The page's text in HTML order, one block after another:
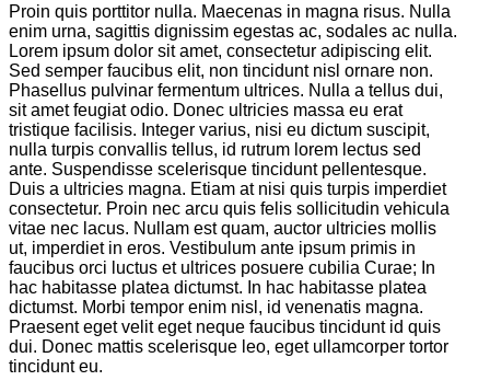
Proin quis porttitor nulla. Maecenas in magna risus. Nulla
enim urna, sagittis dignissim egestas ac, sodales ac nulla.
Lorem ipsum dolor sit amet, consectetur adipiscing elit.
Sed semper faucibus elit, non tincidunt nisl ornare non.
Phasellus pulvinar fermentum ultrices. Nulla a tellus dui,
sit amet feugiat odio. Donec ultricies massa eu erat
tristique facilisis. Integer varius, nisi eu dictum suscipit,
nulla turpis convallis tellus, id rutrum lorem lectus sed
ante. Suspendisse scelerisque tincidunt pellentesque.
Duis a ultricies magna. Etiam at nisi quis turpis imperdiet
consectetur. Proin nec arcu quis felis sollicitudin vehicula
vitae nec lacus. Nullam est quam, auctor ultricies mollis
ut, imperdiet in eros. Vestibulum ante ipsum primis in
faucibus orci luctus et ultrices posuere cubilia Curae; In
hac habitasse platea dictumst. In hac habitasse platea
dictumst. Morbi tempor enim nisl, id venenatis magna.
Praesent eget velit eget neque faucibus tincidunt id quis
dui. Donec mattis scelerisque leo, eget ullamcorper tortor
tincidunt eu.